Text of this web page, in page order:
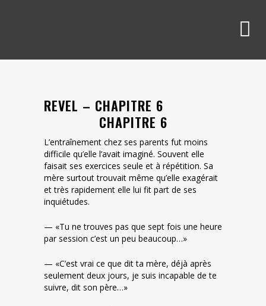
REVEL – CHAPITRE 6
CHAPITRE 6
L’entraînement chez ses parents fut moins
difficile qu’elle l’avait imaginé. Souvent elle
faisait ses exercices seule et à répétition. Sa
mère surtout trouvait même qu’elle exagérait
et très rapidement elle lui fit part de ses
inquiétudes.
— «Tu ne trouves pas que sept fois une heure
par session c’est un peu beaucoup…»
— «C’est vrai ce que dit ta mère, déjà après
seulement deux jours, je suis incapable de te
suivre, dit son père…»